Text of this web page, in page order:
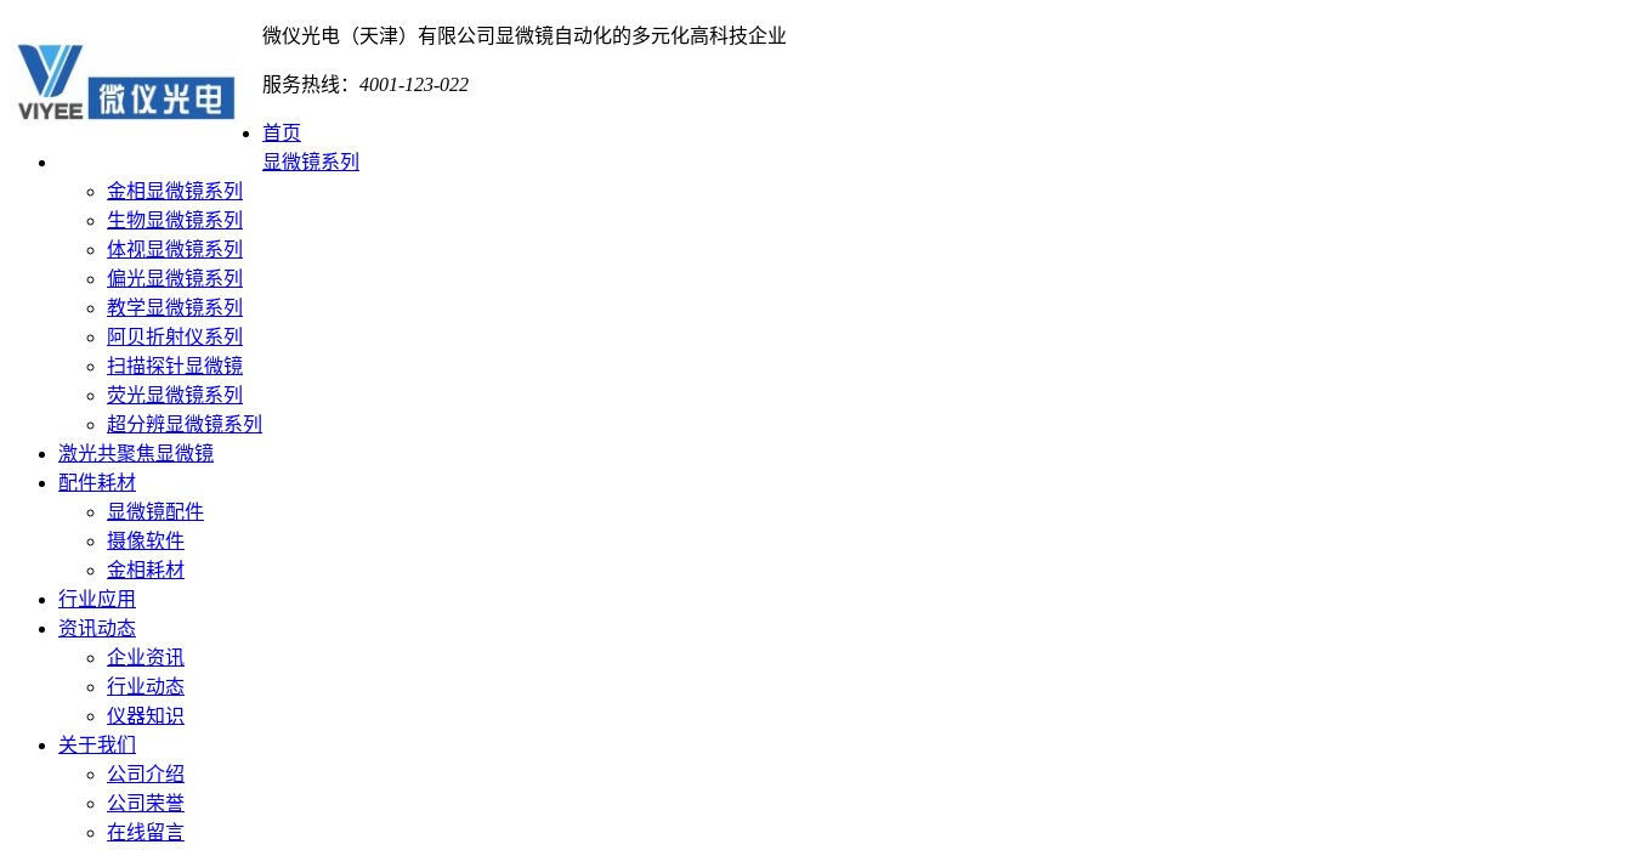
微仪光电（天津）有限公司 显微镜自动化的多元化高科技企业
服务热线： 4001-123-022
首页
显微镜系列
金相显微镜系列
生物显微镜系列
体视显微镜系列
偏光显微镜系列
教学显微镜系列
阿贝折射仪系列
扫描探针显微镜
荧光显微镜系列
超分辨显微镜系列
激光共聚焦显微镜
配件耗材
显微镜配件
摄像软件
金相耗材
行业应用
资讯动态
企业资讯
行业动态
仪器知识
关于我们
公司介绍
公司荣誉
在线留言